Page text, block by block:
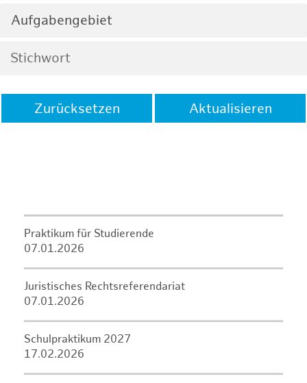
Aufgabengebiet
Zurücksetzen Aktualisieren
Praktikum für Studierende
07.01.2026
Juristisches Rechtsreferendariat
07.01.2026
Schulpraktikum 2027
17.02.2026